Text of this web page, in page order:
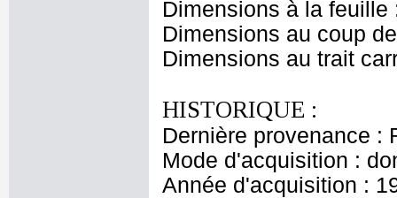
Dimensions à la
Dimensions au coup
Dimensions au trait
HISTORIQUE :
Dernière provenance :
Mode d'acquisition :
Année d'acquisition :